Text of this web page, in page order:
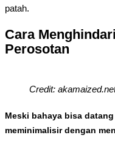
patah.
Cara
Perosotan
Credit:
Meski bahaya bisa
meminimalisir dengan